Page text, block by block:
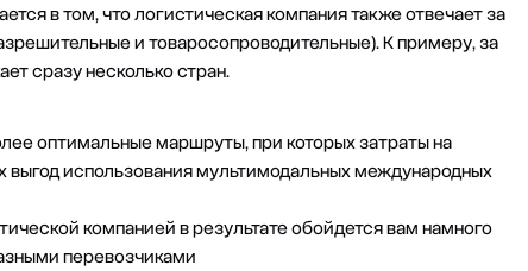
в том, что логистическая компания также отвечает за
и товаросопроводительные). К примеру, за
сразу несколько стран.
оптимальные маршруты, при которых затраты на
использования мультимодальных международных
компанией в результате обойдется вам намного
перевозчиками